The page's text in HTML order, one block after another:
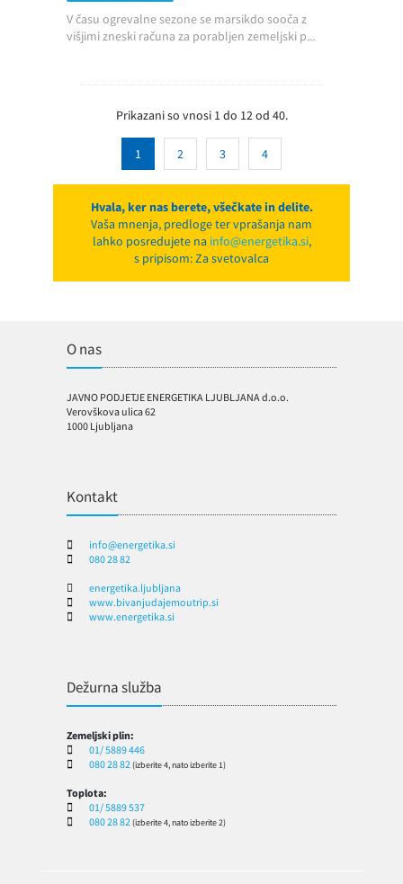
V času ogrevalne sezone se marsikdo sooča z
višjimi zneski računa za porabljen zemeljski p...
Prikazani so vnosi 1 do 12 od 40.
1 2 3 4
Hvala, ker nas berete, všečkate in delite.
Vaša mnenja, predloge ter vprašanja nam
lahko posredujete na info@energetika.si,
s pripisom: Za svetovalca
O nas
JAVNO PODJETJE ENERGETIKA LJUBLJANA d.o.o.
Verovškova ulica 62
1000 Ljubljana
Kontakt
info@energetika.si
080 28 82
energetika.ljubljana
www.bivanjudajemoutrip.si
www.energetika.si
Dežurna služba
Zemeljski plin:
01/ 5889 446
080 28 82 (izberite 4, nato izberite 1)
Toplota:
01/ 5889 537
080 28 82 (izberite 4, nato izberite 2)